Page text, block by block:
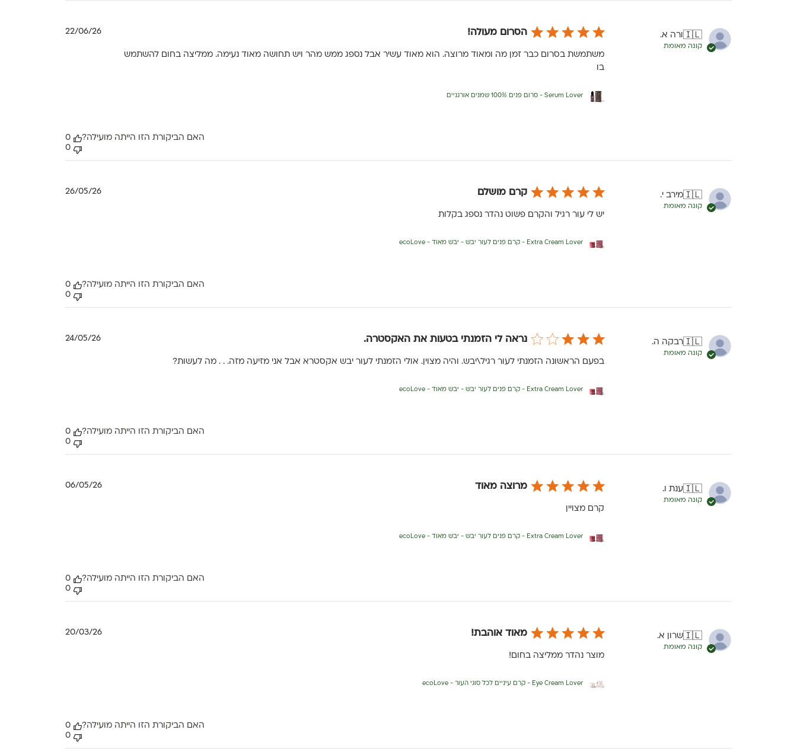
🇮🇱 ורה א.
קונה מאומת
הסרום מעולה!
משתמשת בסרום כבר זמן מה ומאוד מרוצה. הוא מאוד עשיר אבל נספג ממש מהר ויש תחושה מאוד נעימה. ממליצה בחום להשתמש
בו
Serum Lover - סרום פנים 100% שמנים אורגניים
תאריך22/06/26
האם הביקורת הזו הייתה מועילה?
0
0
🇮🇱מירב י.
קונה מאומת
קרם מושלם
יש לי עור רגיל והקרם פשוט נהדר נספג בקלות
Extra Cream Lover - קרם פנים לעור יבש - יבש מאוד - ecoLove
תאריך26/05/26
האם הביקורת הזו הייתה מועילה?
0
0
🇮🇱רבקה ה.
קונה מאומת
נראה לי הזמנתי בטעות את האקסטרה.
בפעם הראשונה הזמנתי לעור רגיל\יבש. והיה מצוין. אולי הזמנתי לעור יבש אקסטרא אבל אני מזיעה מזה. . . מה לעשות?
Extra Cream Lover - קרם פנים לעור יבש - יבש מאוד - ecoLove
תאריך24/05/26
האם הביקורת הזו הייתה מועילה?
0
0
🇮🇱ענת ו.
קונה מאומת
מרוצה מאוד
קרם מצויין
Extra Cream Lover - קרם פנים לעור יבש - יבש מאוד - ecoLove
תאריך06/05/26
האם הביקורת הזו הייתה מועילה?
0
0
🇮🇱שרון א.
קונה מאומת
מאוד אוהבת!
מוצר נהדר ממליצה בחום!
Eye Cream Lover - קרם עיניים לכל סוגי העור - ecoLove
תאריך20/03/26
האם הביקורת הזו הייתה מועילה?
0
0